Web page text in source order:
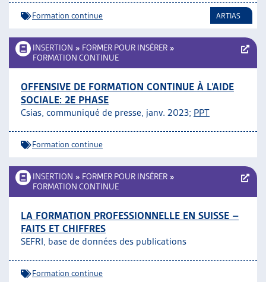
Formation continue ARTIAS
INSERTION » FORMER POUR INSÉRER »
FORMATION CONTINUE
OFFENSIVE DE FORMATION CONTINUE À L’AIDE
SOCIALE: 2E PHASE
Csias, communiqué de presse, janv. 2023; PPT
Formation continue
INSERTION » FORMER POUR INSÉRER »
FORMATION CONTINUE
LA FORMATION PROFESSIONNELLE EN SUISSE –
FAITS ET CHIFFRES
SEFRI, base de données des publications
Formation continue